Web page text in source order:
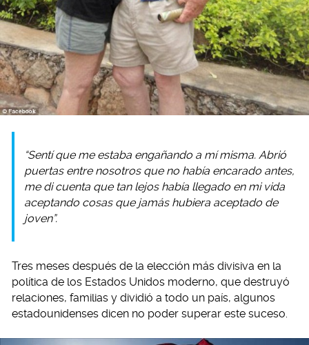
“Sentí que me estaba engañando a mí misma. Abrió
puertas entre nosotros que no había encarado antes,
me di cuenta que tan lejos había llegado en mi vida
aceptando cosas que jamás hubiera aceptado de
joven”.
Tres meses después de la elección más divisiva en la
política de los Estados Unidos moderno, que destruyó
relaciones, familias y dividió a todo un país, algunos
estadounidenses dicen no poder superar este suceso.